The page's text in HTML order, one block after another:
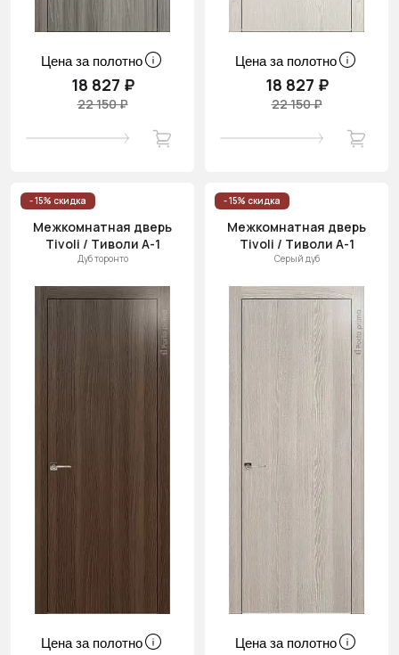
Цена за полотно
18 827 ₽
22 150 ₽
Цена за полотно
18 827 ₽
22 150 ₽
- 15% скидка
Межкомнатная дверь
Tivoli / Тиволи А-1
Дуб торонто
Цена за полотно
- 15% скидка
Межкомнатная дверь
Tivoli / Тиволи А-1
Серый дуб
Цена за полотно